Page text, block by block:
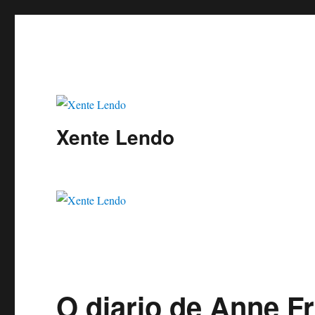
Xente Lendo
O diario de Anne